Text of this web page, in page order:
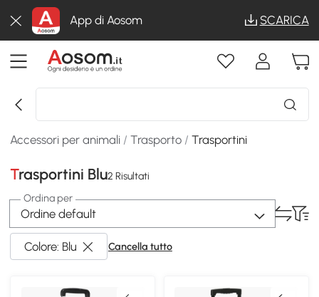
App di Aosom SCARICA
Accessori per animali /Trasporto /Trasportini
Trasportini Blu2 Risultati
Ordina per
Ordine default
Colore: Blu Cancella tutto